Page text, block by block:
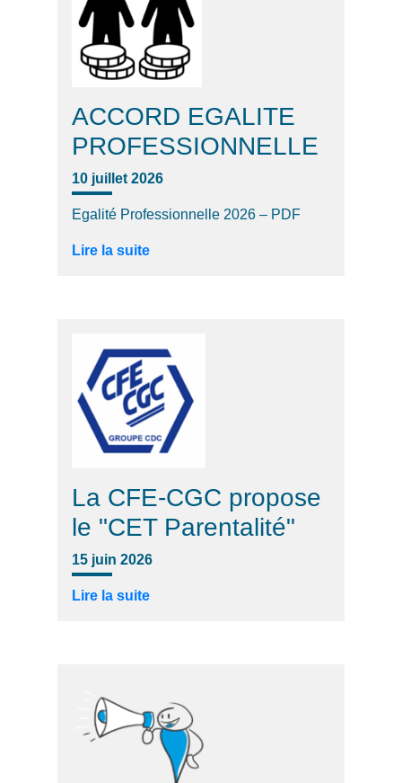
ACCORD EGALITE
PROFESSIONNELLE
10 juillet 2026
Egalité Professionnelle 2026 – PDF
Lire la suite
La CFE-CGC propose
le "CET Parentalité"
15 juin 2026
Lire la suite